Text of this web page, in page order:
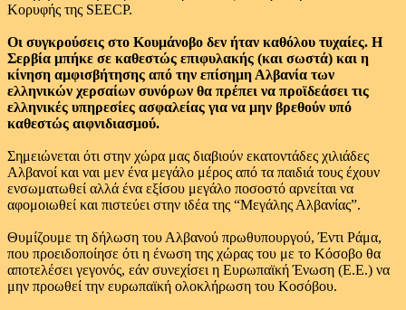
Κορυφής της SEECP.
Οι συγκρούσεις στο Κουμάνοβο δεν ήταν καθόλου τυχαίες. Η
Σερβία μπήκε σε καθεστώς επιφυλακής (και σωστά) και η
κίνηση αμφισβήτησης από την επίσημη Αλβανία των
ελληνικών χερσαίων συνόρων θα πρέπει να προϊδεάσει τις
ελληνικές υπηρεσίες ασφαλείας για να μην βρεθούν υπό
καθεστώς αιφνιδιασμού.
Σημειώνεται ότι στην χώρα μας διαβιούν εκατοντάδες χιλιάδες
Αλβανοί και ναι μεν ένα μεγάλο μέρος από τα παιδιά τους έχουν
ενσωματωθεί αλλά ένα εξίσου μεγάλο ποσοστό αρνείται να
αφομοιωθεί και πιστεύει στην ιδέα της “Μεγάλης Αλβανίας”.
Θυμίζουμε τη δήλωση του Αλβανού πρωθυπουργού, Έντι Ράμα,
που προειδοποίησε ότι η ένωση της χώρας του με το Κόσοβο θα
αποτελέσει γεγονός, εάν συνεχίσει η Ευρωπαϊκή Ένωση (Ε.Ε.) να
μην προωθεί την ευρωπαϊκή ολοκλήρωση του Κοσόβου.